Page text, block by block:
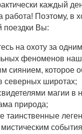
каждый
работа! Поэтому, в
поездки Вы:
на охоту за
феноменов
сиянием, которое
северных широтах;
магии в
природа;
таинственные
мистическим